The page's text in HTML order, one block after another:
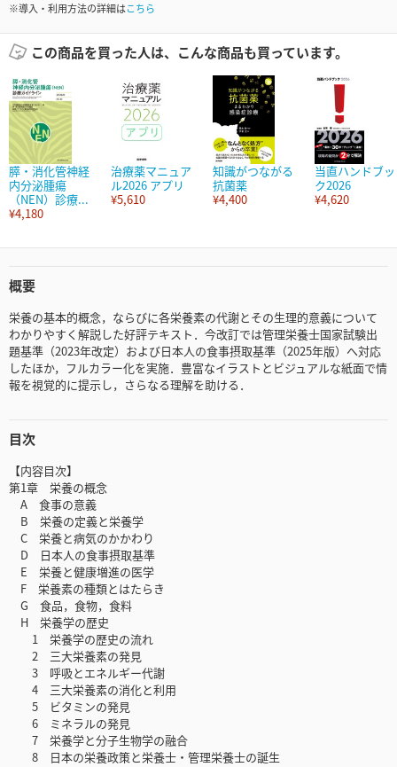
※導入・利用方法の詳細はこちら
この商品を買った人は、こんな商品も買っています。
膵・消化管神経
内分泌腫瘍
（NEN）診療...
¥4,180
治療薬マニュア
ル2026 アプリ
¥5,610
知識がつながる
抗菌薬
¥4,400
当直ハンドブッ
ク2026
¥4,620
概要
栄養の基本的概念，ならびに各栄養素の代謝とその生理的意義について
わかりやすく解説した好評テキスト．今改訂では管理栄養士国家試験出
題基準（2023年改定）および日本人の食事摂取基準（2025年版）へ対応
したほか，フルカラー化を実施．豊富なイラストとビジュアルな紙面で情
報を視覚的に提示し，さらなる理解を助ける．
目次
【内容目次】
第1章 栄養の概念
A 食事の意義
B 栄養の定義と栄養学
C 栄養と病気のかかわり
D 日本人の食事摂取基準
E 栄養と健康増進の医学
F 栄養素の種類とはたらき
G 食品，食物，食料
H 栄養学の歴史
1 栄養学の歴史の流れ
2 三大栄養素の発見
3 呼吸とエネルギー代謝
4 三大栄養素の消化と利用
5 ビタミンの発見
6 ミネラルの発見
7 栄養学と分子生物学の融合
8 日本の栄養政策と栄養士・管理栄養士の誕生